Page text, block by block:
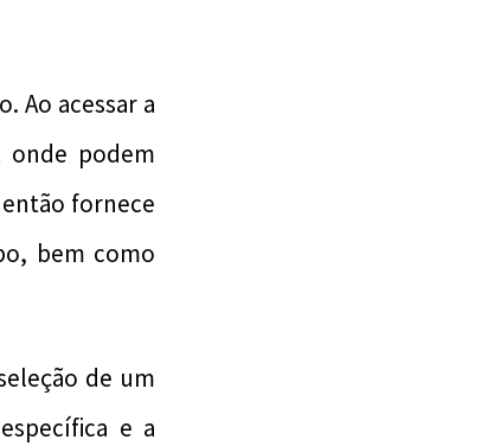
Ao acessar a
onde podem
fornece
bem como
de um
e a